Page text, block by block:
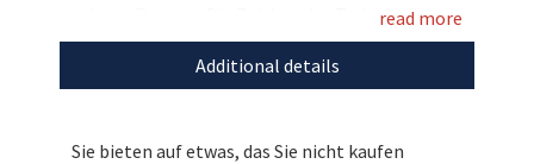
seinem Roman „Die Zeichen des Todes“
zusammen. Und wir dürfen diesen realistischen
Bestseller versteigern, Highlight unserer
read more
Additional details
Sie bieten auf etwas, das Sie nicht kaufen